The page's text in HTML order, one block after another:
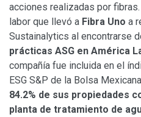
acciones realizadas por
labor que llevó a Fibra Uno a
Sustainalytics al encontrarse
prácticas ASG en América
compañía fue incluida en el
ESG S&P de la Bolsa
84.2% de sus propiedades
planta de tratamiento de